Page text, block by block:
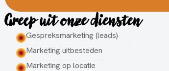
Greep uit onze diensten
Gespreksmarketing (leads)
Marketing uitbesteden
Marketing op locatie